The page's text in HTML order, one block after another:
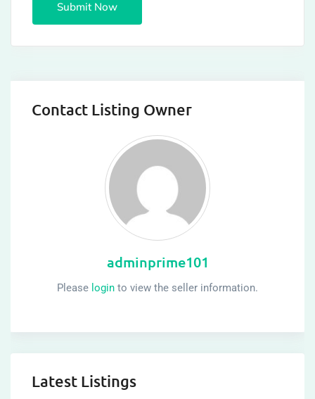
Contact Listing Owner
adminprime101
Please login to view the seller information.
Latest Listings